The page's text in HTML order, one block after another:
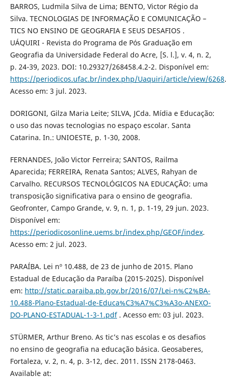
BARROS, Ludmila Silva de Lima; BENTO, Victor Régio da
Silva. TECNOLOGIAS DE INFORMAÇÃO E COMUNICAÇÃO –
TICS NO ENSINO DE GEOGRAFIA E SEUS DESAFIOS .
UÁQUIRI - Revista do Programa de Pós Graduação em
Geografia da Universidade Federal do Acre, [S. l.], v. 4, n. 2,
p. 24-39, 2023. DOI: 10.29327/268458.4.2-2. Disponível em:
https://periodicos.ufac.br/index.php/Uaquiri/article/view/6268.
Acesso em: 3 jul. 2023.
DORIGONI, Gilza Maria Leite; SILVA, JCda. Mídia e Educação:
o uso das novas tecnologias no espaço escolar. Santa
Catarina. In.: UNIOESTE, p. 1-30, 2008.
FERNANDES, João Victor Ferreira; SANTOS, Railma
Aparecida; FERREIRA, Renata Santos; ALVES, Rahyan de
Carvalho. RECURSOS TECNOLÓGICOS NA EDUCAÇÃO: uma
transposição significativa para o ensino de geografia.
Geofronter, Campo Grande, v. 9, n. 1, p. 1-19, 29 jun. 2023.
Disponível em:
https://periodicosonline.uems.br/index.php/GEOF/index.
Acesso em: 2 jul. 2023.
PARAÍBA. Lei nº 10.488, de 23 de junho de 2015. Plano
Estadual de Educação da Paraíba (2015-2025). Disponível
em: http://static.paraiba.pb.gov.br/2016/07/Lei-n%C2%BA-
10.488-Plano-Estadual-de-Educa%C3%A7%C3%A3o-ANEXO-
DO-PLANO-ESTADUAL-1-3-1.pdf. Acesso em: 03 jul. 2023.
STÜRMER, Arthur Breno. As tic’s nas escolas e os desafios
no ensino de geografia na educação básica. Geosaberes,
Fortaleza, v. 2, n. 4, p. 3-12, dec. 2011. ISSN 2178-0463.
Available at: